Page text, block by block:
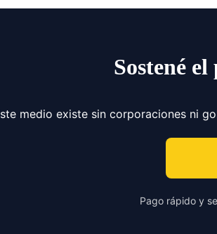
Sostené
medio existe sin corporaciones ni
Pago rápido y